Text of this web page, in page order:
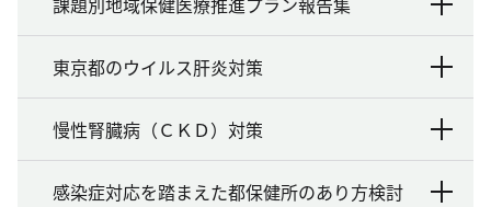
東京都のウイルス肝炎対策
慢性腎臓病（ＣＫＤ）対策
感染症対応を踏まえた都保健所のあり方検討